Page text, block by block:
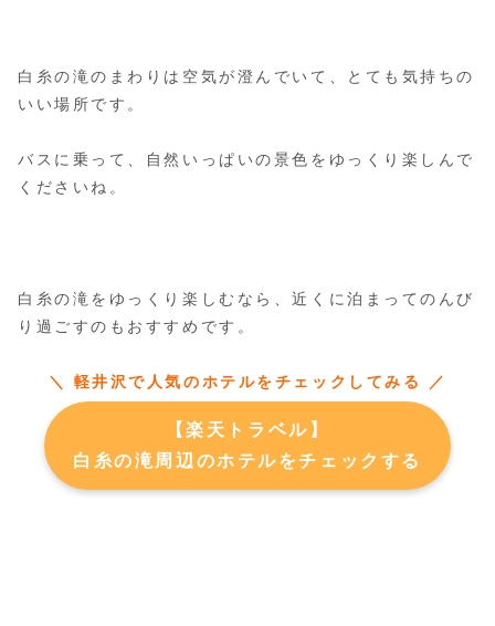
白糸の滝のまわりは空気が澄んでいて、とても気持ちの
いい場所です。
バスに乗って、自然いっぱいの景色をゆっくり楽しんで
くださいね。
白糸の滝をゆっくり楽しむなら、近くに泊まってのんび
り過ごすのもおすすめです。
＼ 軽井沢で人気のホテルをチェックしてみる ／
【楽天トラベル】
白糸の滝周辺のホテルをチェックする